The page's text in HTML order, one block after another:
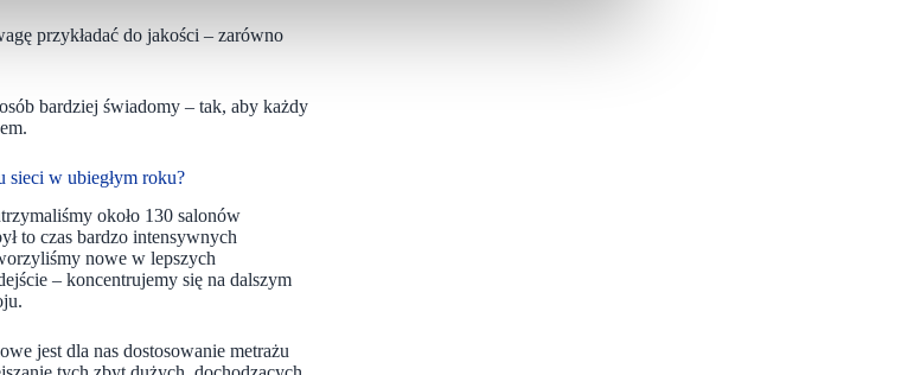
przykładać do jakości – zarówno
bardziej świadomy – tak, aby każdy
sieci w ubiegłym roku?
około 130 salonów
to czas bardzo intensywnych
nowe w lepszych
– koncentrujemy się na dalszym
jest dla nas dostosowanie metrażu